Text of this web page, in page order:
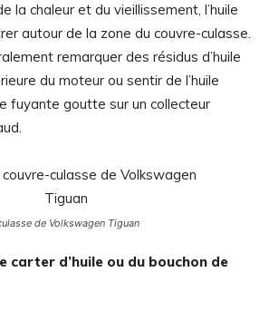
la chaleur et du vieillissement, l’huile
autour de la zone du couvre-culasse.
remarquer des résidus d’huile
du moteur ou sentir de l’huile
fuyante goutte sur un collecteur
de Volkswagen Tiguan
carter d’huile ou du bouchon de